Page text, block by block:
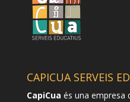
CAPICUA SERVEIS
CapiCua és una empresa